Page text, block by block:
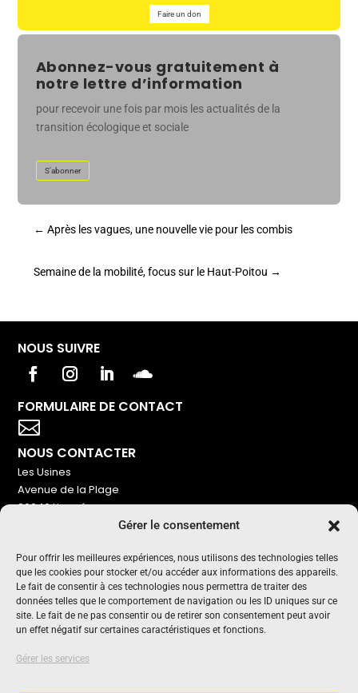
Gérer le consentement
Pour offrir les meilleures expériences, nous utilisons des technologies telles
que les cookies pour stocker et/ou accéder aux informations des appareils.
Le fait de consentir à ces technologies nous permettra de traiter des
données telles que le comportement de navigation ou les ID uniques sur ce
site. Le fait de ne pas consentir ou de retirer son consentement peut avoir
un effet négatif sur certaines caractéristiques et fonctions.
Gérer les services
Faire un don
Abonnez-vous gratuitement à
notre lettre d’information
pour recevoir une fois par mois les actualités de la
transition écologique et sociale
S'abonner
←Après les vagues, une nouvelle vie pour les combis
Semaine de la mobilité, focus sur le Haut-Poitou →
NOUS SUIVRE
FORMULAIRE DE CONTACT

NOUS CONTACTER
Les Usines
Avenue de la Plage
86240 Ligugé
NOUS SOUTENIR
Pour maintenir un média indépendant, gratuit et sans
publicité
Oui !